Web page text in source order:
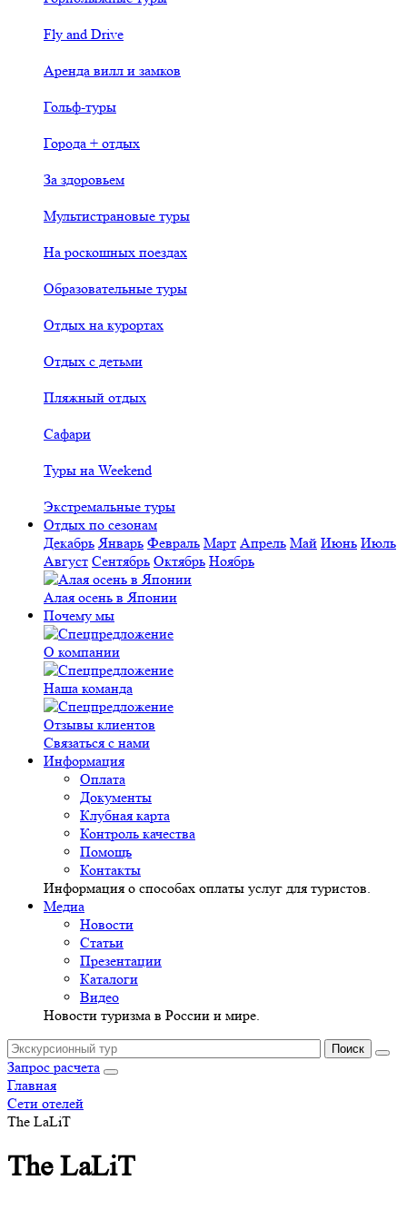
Fly and Drive
Аренда вилл и замков
Гольф-туры
Города + отдых
За здоровьем
Мультистрановые туры
На роскошных поездах
Образовательные туры
Отдых на курортах
Отдых с детьми
Пляжный отдых
Сафари
Туры на Weekend
Экстремальные туры
Отдых по сезонам
Декабрь Январь Февраль Март Апрель Май Июнь Июль
Август Сентябрь Октябрь Ноябрь
Алая осень в Японии
Почему мы
О компании
Наша команда
Отзывы клиентов
Связаться с нами
Информация
Оплата
Документы
Клубная карта
Контроль качества
Помощь
Контакты
Информация о способах оплаты услуг для туристов.
Медиа
Новости
Статьи
Презентации
Каталоги
Видео
Новости туризма в России и мире.
Запрос расчета
Главная
Сети отелей
The LaLiT
The LaLiT